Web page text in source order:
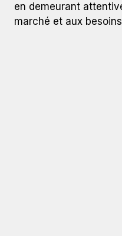
en demeurant
marché et aux